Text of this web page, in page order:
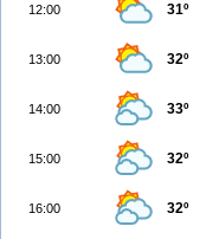
12:00 31º
13:00 32º
14:00 33º
15:00 32º
16:00 32º